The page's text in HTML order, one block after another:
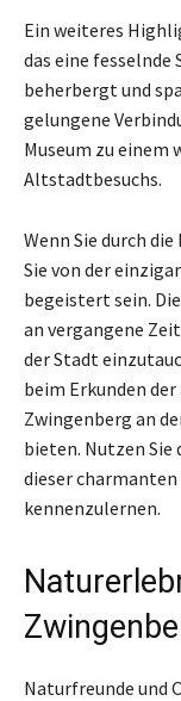
Ein weiteres
das eine fesselnde
beherbergt und
gelungene
Museum zu
Altstadtbesuchs.
Wenn Sie durch
Sie von der
begeistert sein.
an vergangene
der Stadt
beim Erkunden
Zwingenberg an
bieten. Nutzen Sie
dieser
kennenzulernen.
Naturfreunde und